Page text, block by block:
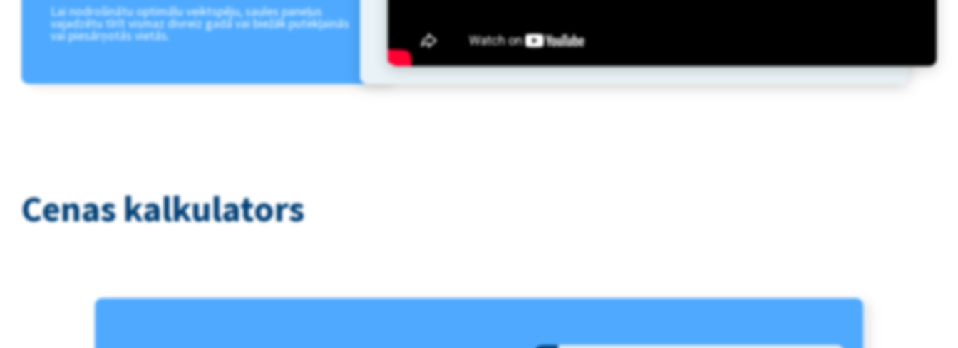
Lai nodrošinātu optimālu veiktspēju, saules paneļus
vajadzētu tīrīt vismaz divreiz gadā vai biežāk putekļainās
vai piesārņotās vietās.
Cenas kalkulators